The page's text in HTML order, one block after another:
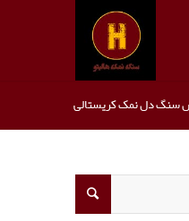
سنگ دل نمک کریستالی